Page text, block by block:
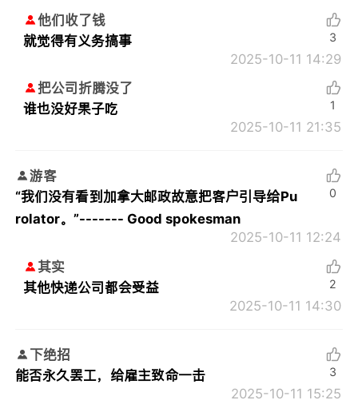
他们收了钱
就觉得有义务搞事
2025-10-11 14:29
3
把公司折腾没了
谁也没好果子吃
2025-10-11 21:35
1
游客
“我们没有看到加拿大邮政故意把客户引导给Pu
rolator。”------- Good spokesman
2025-10-11 12:24
0
其实
其他快递公司都会受益
2025-10-11 14:30
2
下绝招
能否永久罢工，给雇主致命一击
2025-10-11 15:25
3